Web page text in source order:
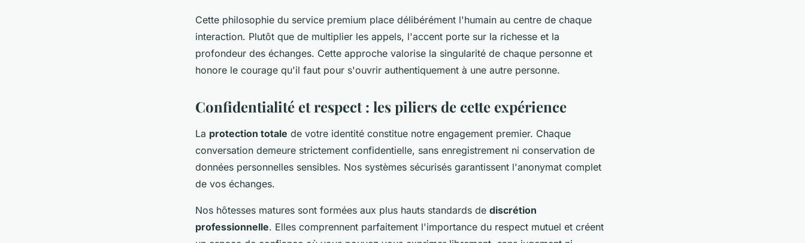
Cette philosophie du service premium place délibérément l'humain au centre de chaque
interaction. Plutôt que de multiplier les appels, l'accent porte sur la richesse et la
profondeur des échanges. Cette approche valorise la singularité de chaque personne et
honore le courage qu'il faut pour s'ouvrir authentiquement à une autre personne.
Confidentialité et respect : les piliers de cette expérience
La protection totale de votre identité constitue notre engagement premier. Chaque
conversation demeure strictement confidentielle, sans enregistrement ni conservation de
données personnelles sensibles. Nos systèmes sécurisés garantissent l'anonymat complet
de vos échanges.
Nos hôtesses matures sont formées aux plus hauts standards de discrétion
professionnelle. Elles comprennent parfaitement l'importance du respect mutuel et créent